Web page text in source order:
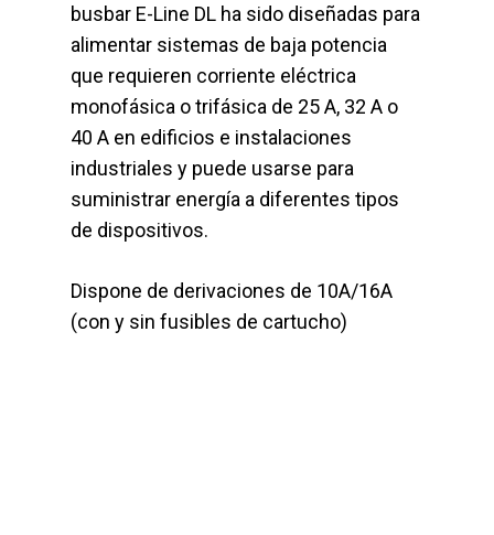
busbar E-Line DL ha sido diseñadas para
alimentar sistemas de baja potencia
que requieren corriente eléctrica
monofásica o trifásica de 25 A, 32 A o
40 A en edificios e instalaciones
industriales y puede usarse para
suministrar energía a diferentes tipos
de dispositivos.
Dispone de derivaciones de 10A/16A
(con y sin fusibles de cartucho)